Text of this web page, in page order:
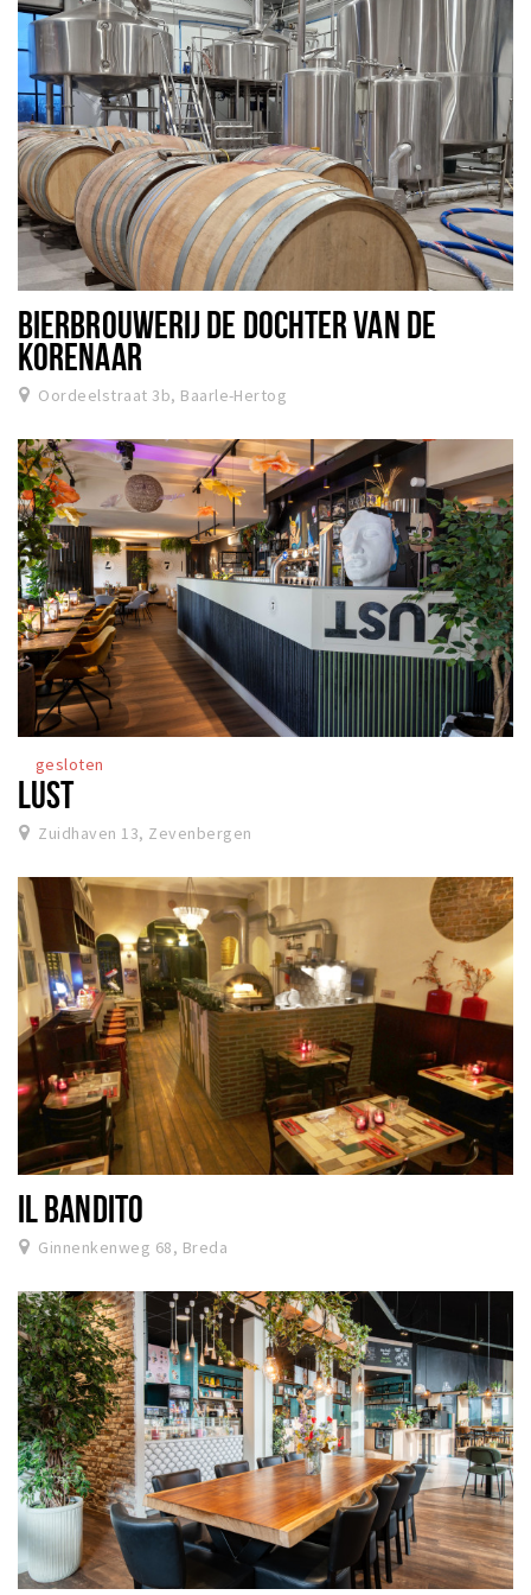
BIERBROUWERIJ DE DOCHTER VAN DE
KORENAAR
Oordeelstraat 3b, Baarle-Hertog
gesloten
LUST
Zuidhaven 13, Zevenbergen
IL BANDITO
Ginnenkenweg 68, Breda